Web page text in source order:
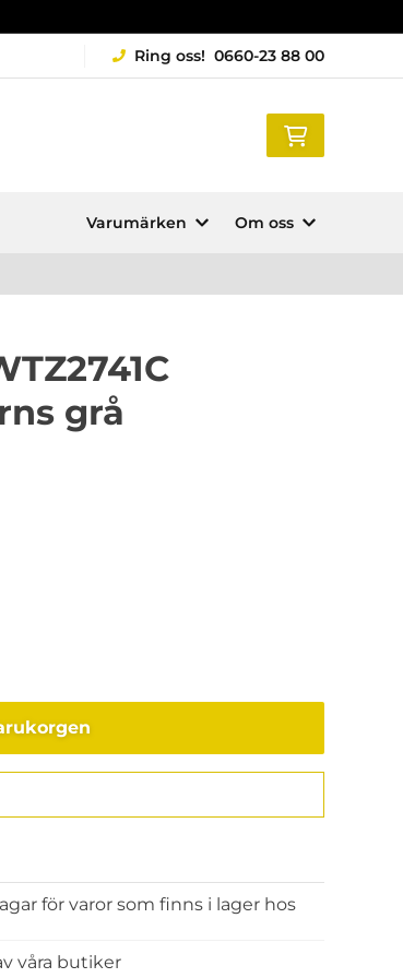
Ring oss! 0660-23 88 00
Varumärken Om oss
grå
för varor som finns i lager hos
våra butiker